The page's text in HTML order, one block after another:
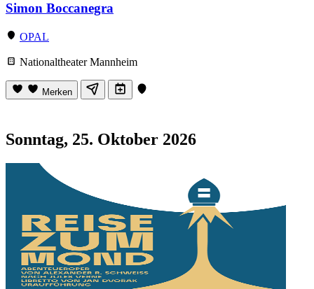
Simon Boccanegra
OPAL
Nationaltheater Mannheim
Merken
Sonntag, 25. Oktober 2026